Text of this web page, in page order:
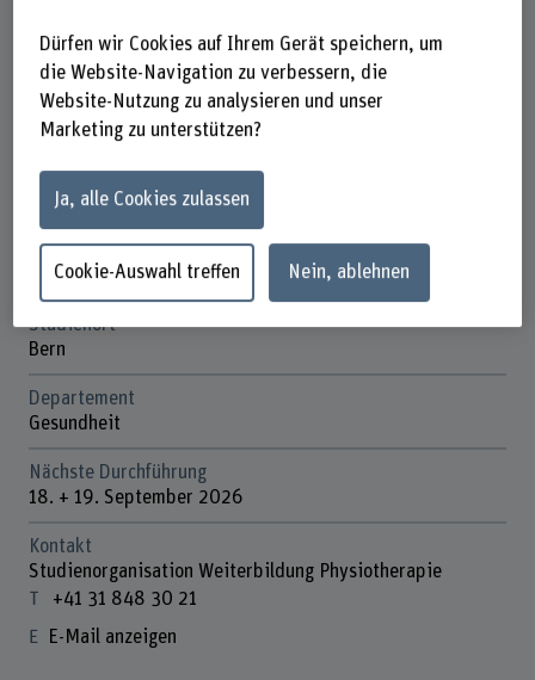
Freitag, Samstag
Anmeldefrist
14. August 2026
Kosten
CHF 560
Unterrichtssprache
Deutsch
Studienort
Bern
Departement
Gesundheit
Nächste Durchführung
18. + 19. September 2026
Kontakt
Studienorganisation Weiterbildung Physiotherapie
+41 31 848 30 21
E-Mail anzeigen
Dürfen wir Cookies auf Ihrem Gerät speichern, um
die Website-Navigation zu verbessern, die
Website-Nutzung zu analysieren und unser
Marketing zu unterstützen?
Ja, alle Cookies zulassen
Cookie-Auswahl treffen Nein, ablehnen